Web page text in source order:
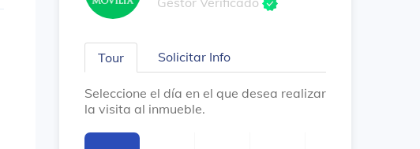
Tour Solicitar Info
Seleccione el día en el que desea realizar
la visita al inmueble.